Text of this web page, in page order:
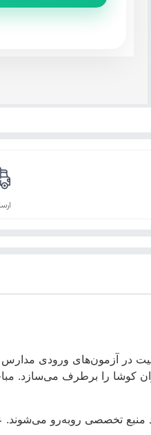
در آزمون‌های ورودی
کوشا را برطرف می‌سازد.
منبع تخصصی روبه‌رو می‌شوند.